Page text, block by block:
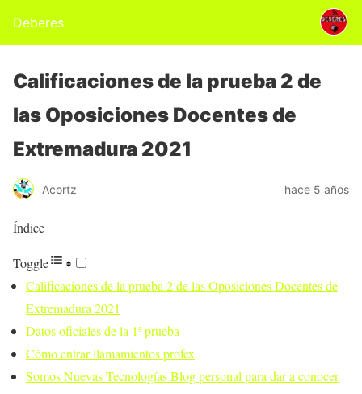
Deberes
Calificaciones de la prueba 2 de
las Oposiciones Docentes de
Extremadura 2021
Acortz hace 5 años
Índice
Toggle
Calificaciones de la prueba 2 de las Oposiciones Docentes de
Extremadura 2021
Datos oficiales de la 1ª prueba
Cómo entrar llamamientos profex
Somos Nuevas Tecnologías Blog personal para dar a conocer